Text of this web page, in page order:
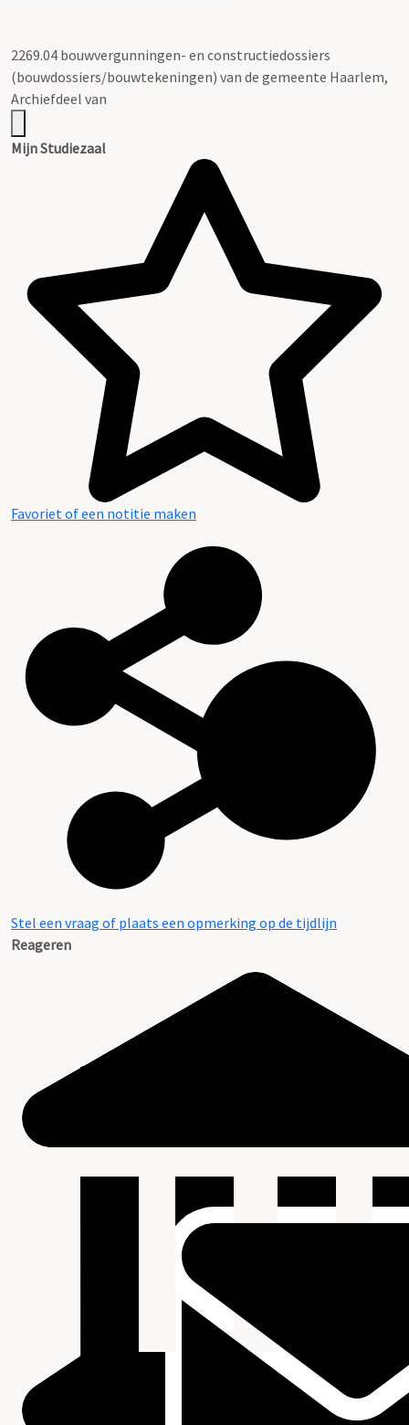
2269.04 bouwvergunningen- en constructiedossiers
(bouwdossiers/bouwtekeningen) van de gemeente Haarlem,
Archiefdeel van
Mijn Studiezaal
Favoriet of een notitie maken
Stel een vraag of plaats een opmerking op de tijdlijn
Reageren